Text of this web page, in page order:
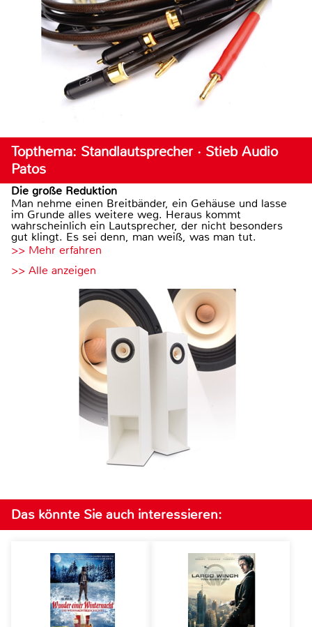
Topthema: Standlautsprecher · Stieb Audio
Patos
Die große Reduktion
Man nehme einen Breitbänder, ein Gehäuse und lasse
im Grunde alles weitere weg. Heraus kommt
wahrscheinlich ein Lautsprecher, der nicht besonders
gut klingt. Es sei denn, man weiß, was man tut.
>> Mehr erfahren
>> Alle anzeigen
Das könnte Sie auch interessieren: